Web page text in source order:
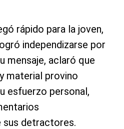
rápido para la joven,
independizarse por
mensaje, aclaró que
material provino
esfuerzo personal,
sus detractores.